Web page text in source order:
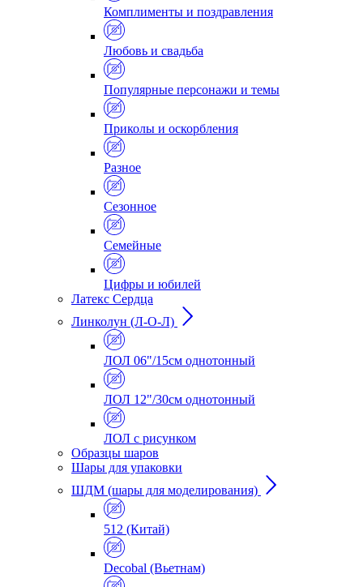
Комплименты и поздравления
Любовь и свадьба
Популярные персонажи и темы
Приколы и оскорбления
Разное
Сезонное
Семейные
Цифры и юбилей
Латекс Сердца
Линколун (Л-О-Л)
ЛОЛ 06"/15см однотонный
ЛОЛ 12"/30см однотонный
ЛОЛ с рисунком
Образцы шаров
Шары для упаковки
ШДМ (шары для моделирования)
512 (Китай)
Decobal (Вьетнам)